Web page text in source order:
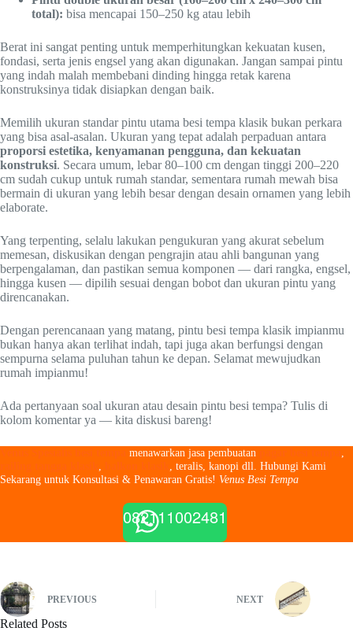
total): bisa mencapai 150–250 kg atau lebih
Berat ini sangat penting untuk memperhitungkan kekuatan kusen,
fondasi, serta jenis engsel yang akan digunakan. Jangan sampai pintu
yang indah malah membebani dinding hingga retak karena
konstruksinya tidak disiapkan dengan baik.
Memilih ukuran standar pintu utama besi tempa klasik bukan perkara
yang bisa asal-asalan. Ukuran yang tepat adalah perpaduan antara
proporsi estetika, kenyamanan pengguna, dan kekuatan
konstruksi. Secara umum, lebar 80–100 cm dengan tinggi 200–220
cm sudah cukup untuk rumah standar, sementara rumah mewah bisa
bermain di ukuran yang lebih besar dengan desain ornamen yang lebih
elaborate.
Yang terpenting, selalu lakukan pengukuran yang akurat sebelum
memesan, diskusikan dengan pengrajin atau ahli bangunan yang
berpengalaman, dan pastikan semua komponen — dari rangka, engsel,
hingga kusen — dipilih sesuai dengan bobot dan ukuran pintu yang
direncanakan.
Dengan perencanaan yang matang, pintu besi tempa klasik impianmu
bukan hanya akan terlihat indah, tapi juga akan berfungsi dengan
sempurna selama puluhan tahun ke depan. Selamat mewujudkan
rumah impianmu!
Ada pertanyaan soal ukuran atau desain pintu besi tempa? Tulis di
kolom komentar ya — kita diskusi bareng!
menawarkan jasa pembuatan
, teralis, kanopi dll. Hubungi Kami
Sekarang untuk Konsultasi & Penawaran Gratis! Venus Besi Tempa
082111002481
PREVIOUS NEXT
Related Posts